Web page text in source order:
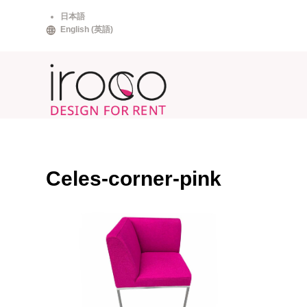
日本語
English (英語)
Celes-corner-pink